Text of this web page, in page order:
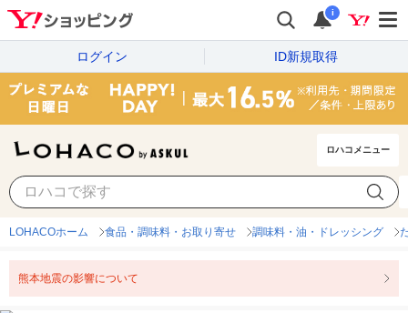
i
ログイン ID新規取得
ロハコメニュー
LOHACOホーム 食品・調味料・お取り寄せ 調味料・油・ドレッシング
熊本地震の影響について